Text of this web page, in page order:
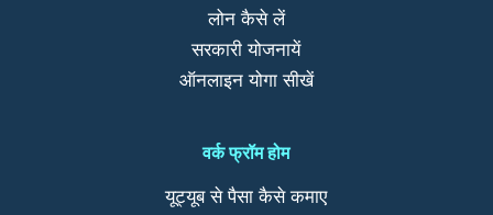
लोन कैसे लें
सरकारी योजनायें
ऑनलाइन योगा सीखें
वर्क फ्रॉम होम
यूट्यूब से पैसा कैसे कमाए